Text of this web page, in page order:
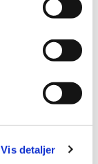
Vis detaljer